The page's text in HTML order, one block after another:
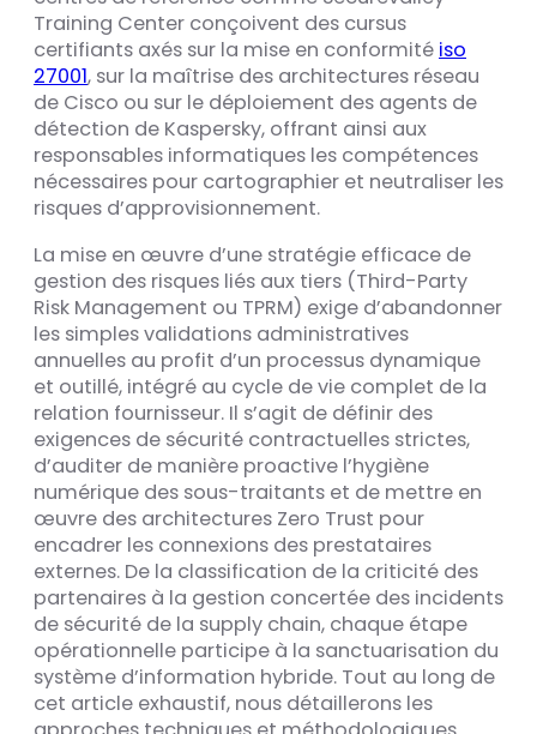
Training Center conçoivent des cursus
certifiants axés sur la mise en conformité iso
27001, sur la maîtrise des architectures réseau
de Cisco ou sur le déploiement des agents de
détection de Kaspersky, offrant ainsi aux
responsables informatiques les compétences
nécessaires pour cartographier et neutraliser les
risques d’approvisionnement.
La mise en œuvre d’une stratégie efficace de
gestion des risques liés aux tiers (Third-Party
Risk Management ou TPRM) exige d’abandonner
les simples validations administratives
annuelles au profit d’un processus dynamique
et outillé, intégré au cycle de vie complet de la
relation fournisseur. Il s’agit de définir des
exigences de sécurité contractuelles strictes,
d’auditer de manière proactive l’hygiène
numérique des sous-traitants et de mettre en
œuvre des architectures Zero Trust pour
encadrer les connexions des prestataires
externes. De la classification de la criticité des
partenaires à la gestion concertée des incidents
de sécurité de la supply chain, chaque étape
opérationnelle participe à la sanctuarisation du
système d’information hybride. Tout au long de
cet article exhaustif, nous détaillerons les